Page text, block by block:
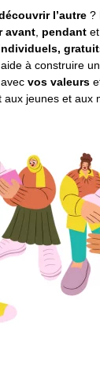
l’autre ?
avant pendant et
aide à construire
avec vos valeurs
aux jeunes et aux